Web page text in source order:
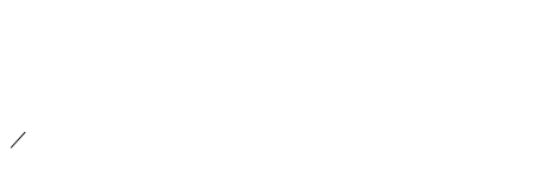
／